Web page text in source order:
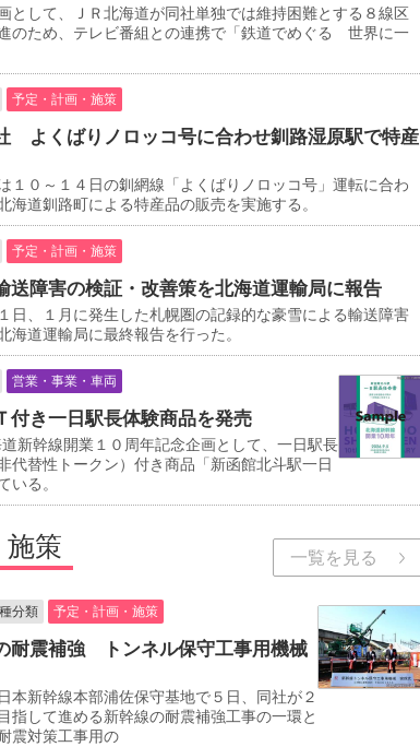
として、ＪＲ北海道が同社単独では維持困難とする８線区
のため、テレビ番組との連携で「鉄道でめぐる 世界に一
予定・計画・施策
よくばりノロッコ号に合わせ釧路湿原駅で特産
１０～１４日の釧網線「よくばりノロッコ号」運転に合わ
海道釧路町による特産品の販売を実施する。
予定・計画・施策
障害の検証・改善策を北海道運輸局に報告
日、１月に発生した札幌圏の記録的な豪雪による輸送障害
海道運輸局に最終報告を行った。
営業・事業・車両
き一日駅長体験商品を発売
新幹線開業１０周年記念企画として、一日駅長
代替性トークン）付き商品「新函館北斗駅一日
いる。
策 一覧を見る
分類 予定・計画・施策
震補強 トンネル保守工事用機械
本新幹線本部浦佐保守基地で５日、同社が２
指して進める新幹線の耐震補強工事の一環と
震対策工事用の